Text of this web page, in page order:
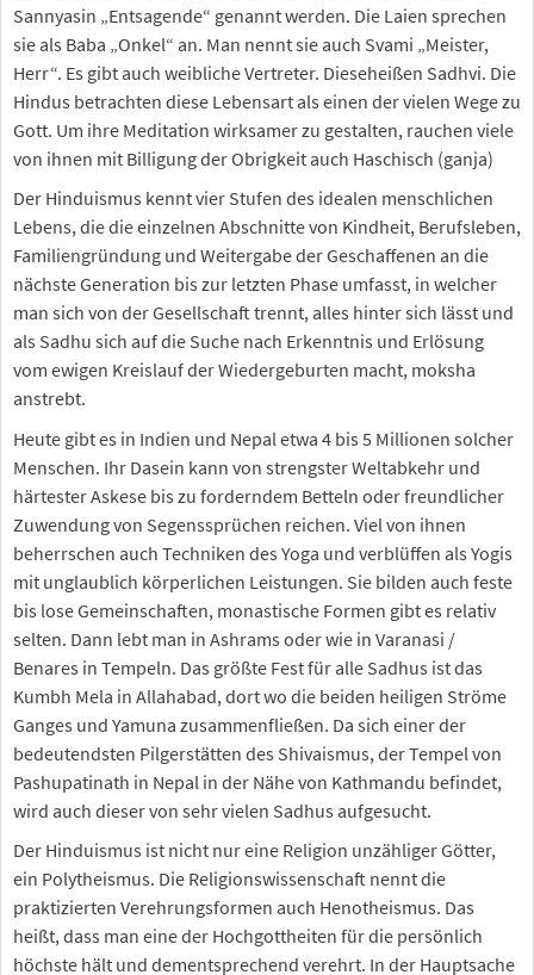
Sannyasin „Entsagende“ genannt werden. Die Laien sprechen
sie als Baba „Onkel“ an. Man nennt sie auch Svami „Meister,
Herr“. Es gibt auch weibliche Vertreter. Dieseheißen Sadhvi. Die
Hindus betrachten diese Lebensart als einen der vielen Wege zu
Gott. Um ihre Meditation wirksamer zu gestalten, rauchen viele
von ihnen mit Billigung der Obrigkeit auch Haschisch (ganja)
Der Hinduismus kennt vier Stufen des idealen menschlichen
Lebens, die die einzelnen Abschnitte von Kindheit, Berufsleben,
Familiengründung und Weitergabe der Geschaffenen an die
nächste Generation bis zur letzten Phase umfasst, in welcher
man sich von der Gesellschaft trennt, alles hinter sich lässt und
als Sadhu sich auf die Suche nach Erkenntnis und Erlösung
vom ewigen Kreislauf der Wiedergeburten macht, moksha
anstrebt.
Heute gibt es in Indien und Nepal etwa 4 bis 5 Millionen solcher
Menschen. Ihr Dasein kann von strengster Weltabkehr und
härtester Askese bis zu forderndem Betteln oder freundlicher
Zuwendung von Segenssprüchen reichen. Viel von ihnen
beherrschen auch Techniken des Yoga und verblüffen als Yogis
mit unglaublich körperlichen Leistungen. Sie bilden auch feste
bis lose Gemeinschaften, monastische Formen gibt es relativ
selten. Dann lebt man in Ashrams oder wie in Varanasi /
Benares in Tempeln. Das größte Fest für alle Sadhus ist das
Kumbh Mela in Allahabad, dort wo die beiden heiligen Ströme
Ganges und Yamuna zusammenfließen. Da sich einer der
bedeutendsten Pilgerstätten des Shivaismus, der Tempel von
Pashupatinath in Nepal in der Nähe von Kathmandu befindet,
wird auch dieser von sehr vielen Sadhus aufgesucht.
Der Hinduismus ist nicht nur eine Religion unzähliger Götter,
ein Polytheismus. Die Religionswissenschaft nennt die
praktizierten Verehrungsformen auch Henotheismus. Das
heißt, dass man eine der Hochgottheiten für die persönlich
höchste hält und dementsprechend verehrt. In der Hauptsache